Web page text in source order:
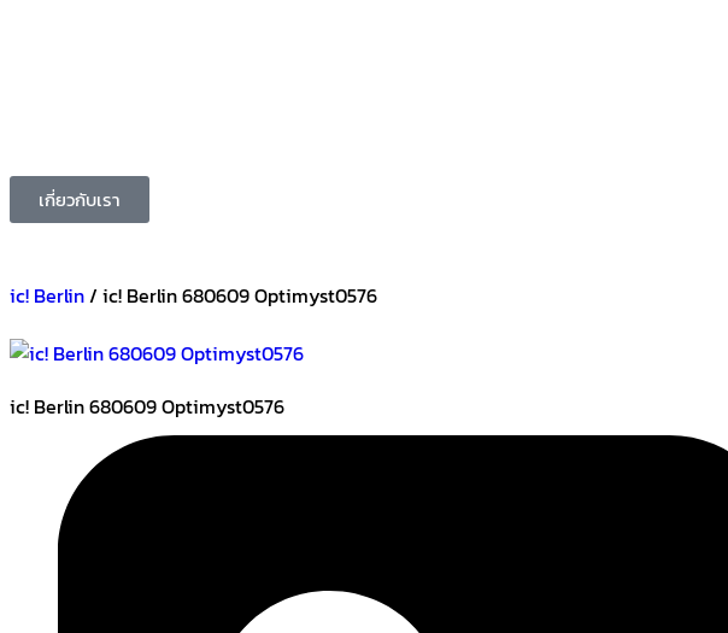
เกี่ยวกับเรา
ic! Berlin/ ic! Berlin 680609 Optimyst0576
ic! Berlin 680609 Optimyst0576